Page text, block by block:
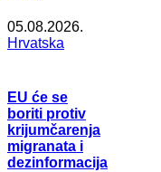
05.08.2026.
Hrvatska
EU će se
boriti protiv
krijumčarenja
migranata i
dezinformacija